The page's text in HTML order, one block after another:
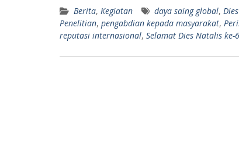
p
p
a
m
Berita, Kegiatan daya saing global,
Penelitian, pengabdian kepada masyarakat,
reputasi internasional, Selamat Dies Natalis ke-